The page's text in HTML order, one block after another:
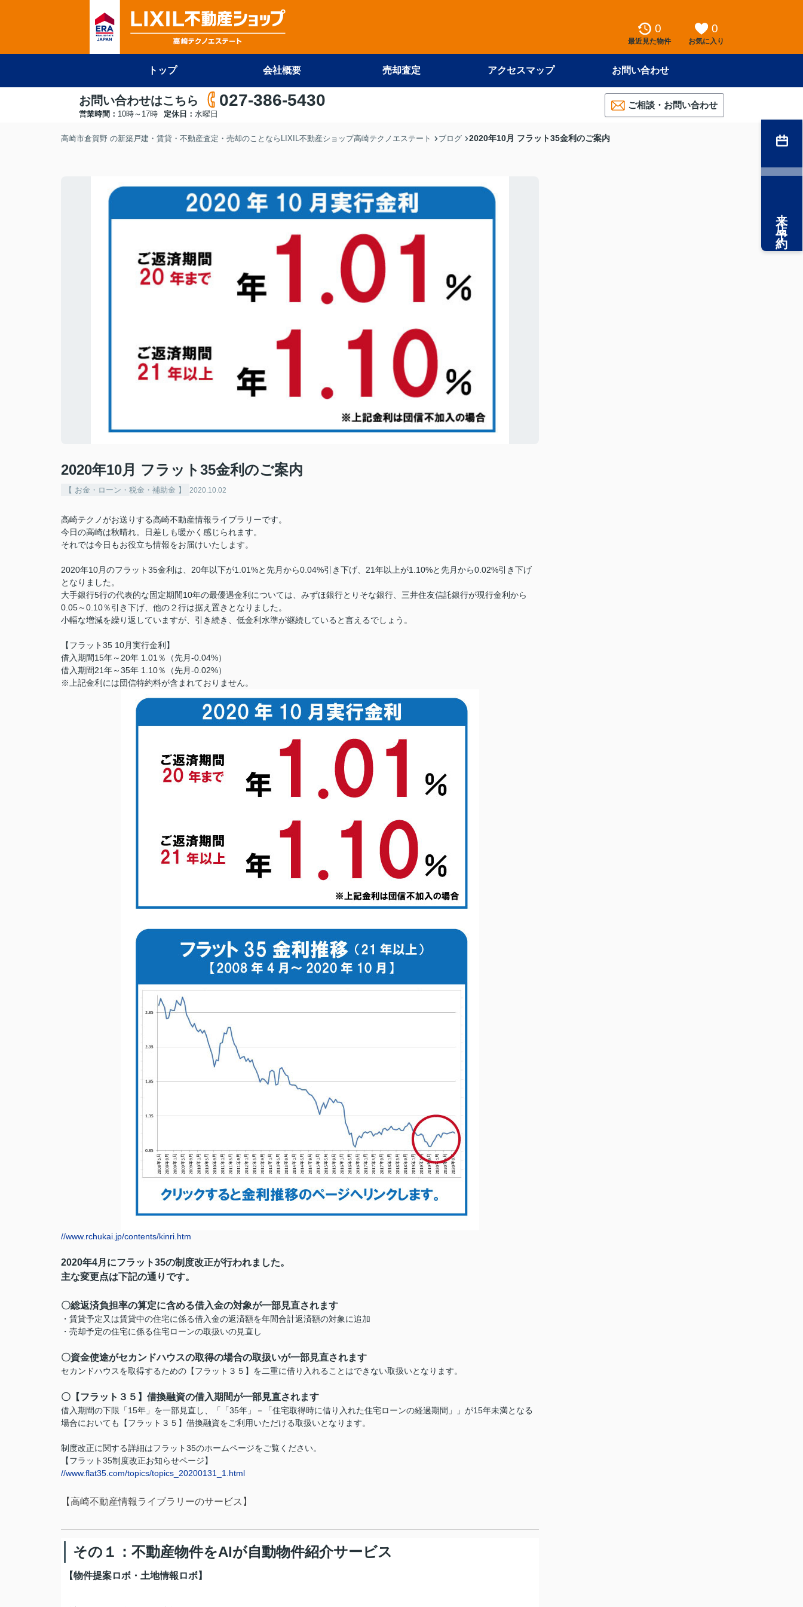
0
最近見た物件
0
お気に入り
トップ 会社概要 売却査定 アクセスマップ お問い合わせ
お問い合わせはこちら 027-386-5430
営業時間： 10時～17時 定休日： 水曜日
ご相談・お問い合わせ
高崎市倉賀野 の新築戸建・賃貸・不動産査定・売却のことならLIXIL不動産ショップ高崎テクノエステート ブログ 2020年10月 フラット35金利のご案内
2020年10月 フラット35金利のご案内
【 お金・ローン・税金・補助金 】 2020.10.02
高崎テクノがお送りする高崎不動産情報ライブラリーです。
今日の高崎は秋晴れ。日差しも暖かく感じられます。
それでは今日もお役立ち情報をお届けいたします。
2020年10月のフラット35金利は、20年以下が1.01%と先月から0.04%引き下げ、21年以上が1.10%と先月から0.02%引き下げ
となりました。
大手銀行5行の代表的な固定期間10年の最優遇金利については、みずほ銀行とりそな銀行、三井住友信託銀行が現行金利から
0.05～0.10％引き下げ、他の２行は据え置きとなりました。
小幅な増減を繰り返していますが、引き続き、低金利水準が継続していると言えるでしょう。
【フラット35 10月実行金利】
借入期間15年～20年 1.01％（先月-0.04%）
借入期間21年～35年 1.10％（先月-0.02%）
※上記金利には団信特約料が含まれておりません。
//www.rchukai.jp/contents/kinri.htm
2020年4月にフラット35の制度改正が行われました。
主な変更点は下記の通りです。
〇総返済負担率の算定に含める借入金の対象が一部見直されます
・賃貸予定又は賃貸中の住宅に係る借入金の返済額を年間合計返済額の対象に追加
・売却予定の住宅に係る住宅ローンの取扱いの見直し
〇資金使途がセカンドハウスの取得の場合の取扱いが一部見直されます
セカンドハウスを取得するための【フラット３５】を二重に借り入れることはできない取扱いとなります。
〇【フラット３５】借換融資の借入期間が一部見直されます
借入期間の下限「15年」を一部見直し、「「35年」－「住宅取得時に借り入れた住宅ローンの経過期間」」が15年未満となる
場合においても【フラット３５】借換融資をご利用いただける取扱いとなります。
制度改正に関する詳細はフラット35のホームページをご覧ください。
【フラット35制度改正お知らせページ】
//www.flat35.com/topics/topics_20200131_1.html
【高崎不動産情報ライブラリーのサービス】
その１：不動産物件をAIが自動物件紹介サービス
【物件提案ロボ・土地情報ロボ】
来店予約